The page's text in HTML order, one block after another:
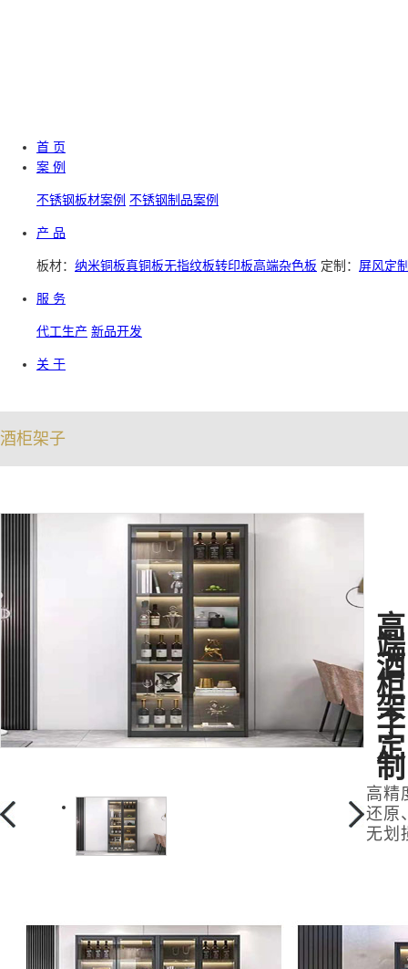
首 页
案 例
不锈钢板材案例 不锈钢制品案例
产 品
板材： 纳米铜板真铜板无指纹板转印板高端杂色板 定制： 屏风定
服 务
代工生产 新品开发
关 于
酒柜架子
高
端
酒
柜
架
子
定
制
高精
还原
无划